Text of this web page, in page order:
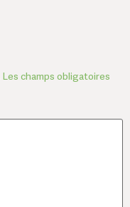
Les champs obligatoires